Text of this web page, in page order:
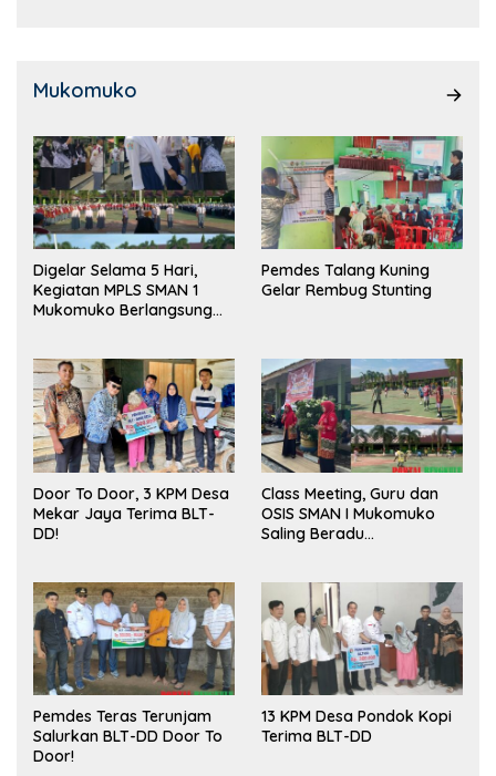
Mukomuko
Digelar Selama 5 Hari,
Kegiatan MPLS SMAN 1
Mukomuko Berlangsung
Pemdes Talang Kuning
Gelar Rembug Stunting
Door To Door, 3 KPM Desa
Mekar Jaya Terima BLT-
DD!
Class Meeting, Guru dan
OSIS SMAN I Mukomuko
Saling Beradu
Pemdes Teras Terunjam
Salurkan BLT-DD Door To
Door!
13 KPM Desa Pondok Kopi
Terima BLT-DD